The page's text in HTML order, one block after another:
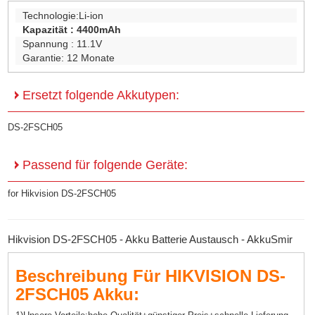
Technologie:Li-ion
Kapazität :4400mAh
Spannung : 11.1V
Garantie: 12 Monate
Ersetzt folgende Akkutypen:
DS-2FSCH05
Passend für folgende Geräte:
for Hikvision DS-2FSCH05
Hikvision DS-2FSCH05 - Akku Batterie Austausch - AkkuSmir
Beschreibung Für HIKVISION DS-
2FSCH05 Akku: